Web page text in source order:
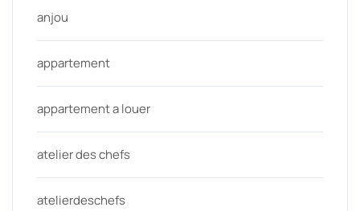
anjou
appartement
appartement a louer
atelier des chefs
atelierdeschefs